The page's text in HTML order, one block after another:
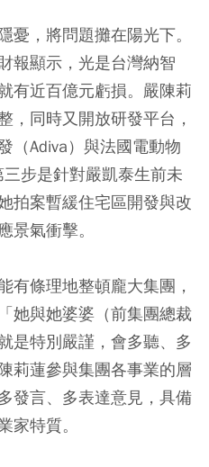
憂，將問題攤在陽光下。
報顯示，光是台灣納智
有近百億元虧損。嚴陳莉
，同時又開放研發平台，
（Adiva）與法國電動物
步是針對嚴凱泰生前未
拍案暫緩住宅區開發與改
景氣衝擊。
有條理地整頓龐大集團，
她與她婆婆（前集團總裁
是特別嚴謹，會多聽、多
莉蓮參與集團各事業的層
發言、多表達意見，具備
家特質。